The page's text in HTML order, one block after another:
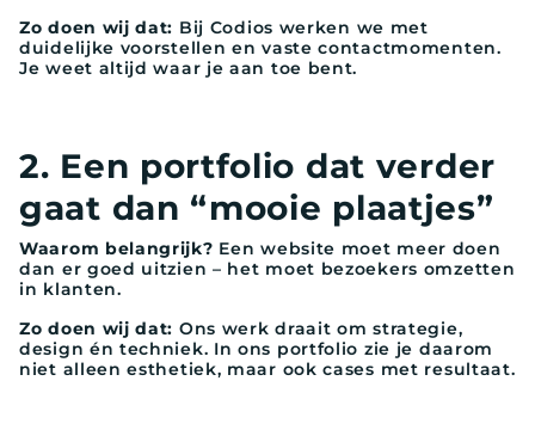
Zo doen wij dat: Bij Codios werken we met
duidelijke voorstellen en vaste contactmomenten.
Je weet altijd waar je aan toe bent.
2. Een portfolio dat verder
gaat dan “mooie plaatjes”
Waarom belangrijk? Een website moet meer doen
dan er goed uitzien – het moet bezoekers omzetten
in klanten.
Zo doen wij dat: Ons werk draait om strategie,
design én techniek. In ons portfolio zie je daarom
niet alleen esthetiek, maar ook cases met resultaat.